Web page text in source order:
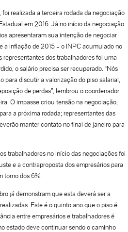
realizada a terceira rodada da negociação
em 2016. Já no início da negociação
apresentaram sua intenção de negociar
a inflação de 2015 – o INPC acumulado no
representantes dos trabalhadores foi uma
o salário precisa ser recuperado. “Nós
para discutir a valorização do piso salarial,
de perdas”, lembrou o coordenador
O impasse criou tensão na negociação,
a próxima rodada; representantes das
manter contato no final de janeiro para
trabalhadores no início das negociações foi
e a contraproposta dos empresários para
torno dos 6%.
já demonstram que esta deverá ser a
Este é o quinto ano que o piso é
entre empresários e trabalhadores é
estado deve continuar sendo o caminho